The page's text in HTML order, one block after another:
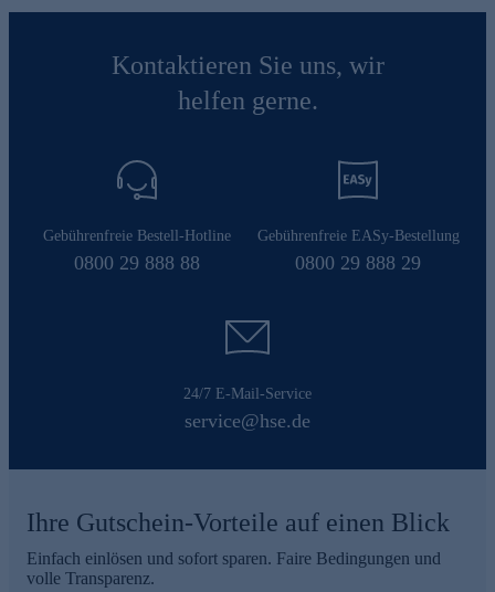
Kontaktieren Sie uns, wir
helfen gerne.
Gebührenfreie Bestell-Hotline
0800 29 888 88
Gebührenfreie EASy-Bestellung
0800 29 888 29
24/7 E-Mail-Service
service@hse.de
Ihre Gutschein-Vorteile auf einen Blick
Einfach einlösen und sofort sparen. Faire Bedingungen und
volle Transparenz.